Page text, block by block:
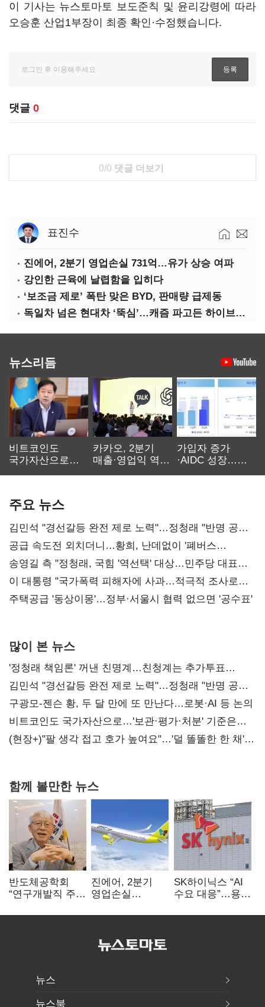
이 기사는 뉴스토마토 보도준칙 및 윤리강령에 따라
오승훈 산업1부장이 최종 확인·수정했습니다.
댓글 0
0/0 댓글 더보기
표진수
진에어, 2분기 영업손실 731억…유가 상승 여파
강인한 근육에 날렵함을 입히다
‘보조금 제로’ 폭탄 맞은 BYD, 판매량 급제동
독일차 넘은 현대차 ‘뚝심’…캐즘 파고든 하이브리드 역전극
뉴스리듬
비트코인도
국가자산으로…'
카카오, 2분기
매출·영업익 역대
가입자 증가
·AIDC 성장…
주요 뉴스
김민석 "경선갈등 완전 제로 노력"…정청래 "반명 공세
사과부터"
공급 속도전 외치더니…황희, 난데없이 '폐버스
리모델링' 제안
송영길 측 "정청래, 국힘 '역선택' 대상…민주당 대표로
총선 지휘 못해"
이 대통령 "국가폭력 피해자에 사과…적극적 조사로
진실 밝혀야"
주택공급 '동상이몽'…정부·서울시 협력 없으면 '공수표'
많이 본 뉴스
'정청래 책임론' 꺼낸 친명계…친청계는 추가투표
때리기
김민석 "경선갈등 완전 제로 노력"…정청래 "반명 공세
사과부터"
구광모-젠슨 황, 두 달 만에 또 만난다…로봇·AI 등 논의
비트코인도 국가자산으로…'보관·평가·처분' 기준은
숙제
(현장+)"팔 생각 접고 호가 높여요"…'덜 똘똘한 한 채'
함께 볼만한 뉴스
반도체공학회
“연구개발직 주
개선해야”
진에어, 2분기
영업손실
상승 여파
SK하이닉스 “AI
수요 대응”…용인
투자
뉴스
뉴스북